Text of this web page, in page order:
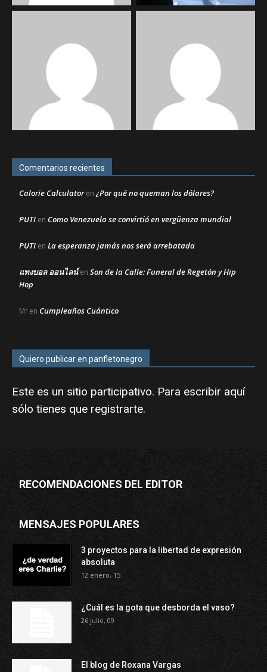
Comentarios recientes
Calorie Calculatoren¿Por qué no queman los dólares?
PUTI en Como Venezuela se convirtió en vergüenza mundial
PUTI en La esperanza jamás nos será arrebatada
แทงบอล ออนไลน์en Son de la Calle: Funeral de Regetón y Hip
Hop
Mª en Cumpleaños Cuántico
Quiero publicar en panfletonegro
Este es un sitio participativo. Para escribir aquí
sólo tienes que registrarte.
RECOMENDACIONES DEL EDITOR
MENSAJES POPULARES
3 proyectos para la libertad de expresión
absoluta
12 enero, 15
¿Cuál es la gota que desborda el vaso?
26 julio, 09
El blog de Roxana Vargas